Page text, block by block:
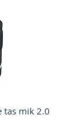
tas mik 2.0